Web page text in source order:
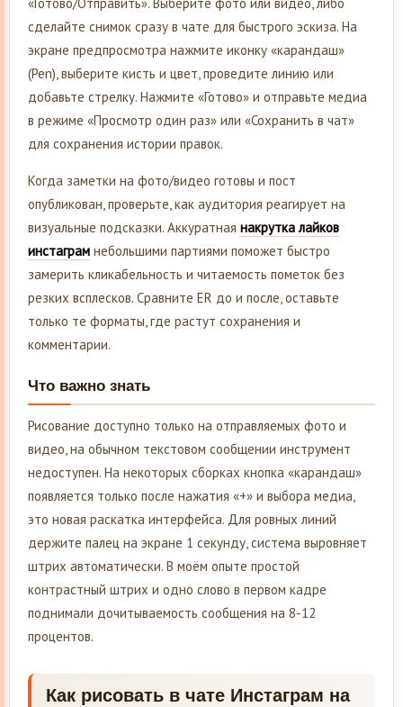
«Готово/Отправить». Выберите фото или видео, либо
сделайте снимок сразу в чате для быстрого эскиза. На
экране предпросмотра нажмите иконку «карандаш»
(Pen), выберите кисть и цвет, проведите линию или
добавьте стрелку. Нажмите «Готово» и отправьте медиа
в режиме «Просмотр один раз» или «Сохранить в чат»
для сохранения истории правок.
Когда заметки на фото/видео готовы и пост
опубликован, проверьте, как аудитория реагирует на
визуальные подсказки. Аккуратная накрутка лайков
инстаграм небольшими партиями поможет быстро
замерить кликабельность и читаемость пометок без
резких всплесков. Сравните ER до и после, оставьте
только те форматы, где растут сохранения и
комментарии.
Что важно знать
Рисование доступно только на отправляемых фото и
видео, на обычном текстовом сообщении инструмент
недоступен. На некоторых сборках кнопка «карандаш»
появляется только после нажатия «+» и выбора медиа,
это новая раскатка интерфейса. Для ровных линий
держите палец на экране 1 секунду, система выровняет
штрих автоматически. В моём опыте простой
контрастный штрих и одно слово в первом кадре
поднимали дочитываемость сообщения на 8-12
процентов.
Как рисовать в чате Инстаграм на